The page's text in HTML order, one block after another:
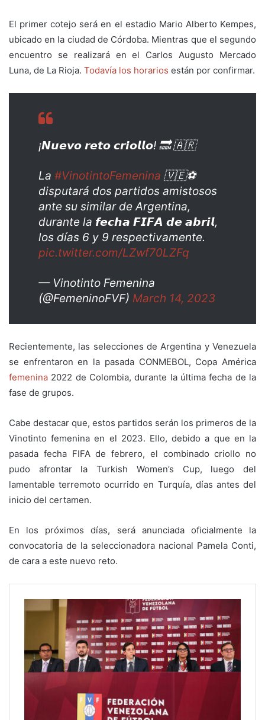
El primer cotejo será en el estadio Mario Alberto Kempes,
ubicado en la ciudad de Córdoba. Mientras que el segundo
encuentro se realizará en el Carlos Augusto Mercado
Luna, de La Rioja. Todavía los horarios están por confirmar.
¡𝙉𝙪𝙚𝙫𝙤 𝙧𝙚𝙩𝙤 𝙘𝙧𝙞𝙤𝙡𝙡𝙤! 🔜 🇦🇷
La #VinotintoFemenina 🇻🇪⚽
disputará dos partidos amistosos
ante su similar de Argentina,
durante la 𝙛𝙚𝙘𝙝𝙖 𝙁𝙄𝙁𝘼 𝙙𝙚 𝙖𝙗𝙧𝙞𝙡,
los días 6 y 9 respectivamente.
pic.twitter.com/LZwf70LZFq
— Vinotinto Femenina
(@FemeninoFVF) March 14, 2023
Recientemente, las selecciones de Argentina y Venezuela
se enfrentaron en la pasada CONMEBOL, Copa América
femenina 2022 de Colombia, durante la última fecha de la
fase de grupos.
Cabe destacar que, estos partidos serán los primeros de la
Vinotinto femenina en el 2023. Ello, debido a que en la
pasada fecha FIFA de febrero, el combinado criollo no
pudo afrontar la Turkish Women’s Cup, luego del
lamentable terremoto ocurrido en Turquía, días antes del
inicio del certamen.
En los próximos días, será anunciada oficialmente la
convocatoria de la seleccionadora nacional Pamela Conti,
de cara a este nuevo reto.